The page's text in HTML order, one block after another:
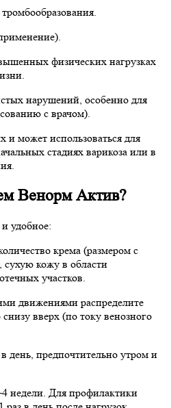
физических нагрузках
нарушений, особенно для
с врачом).
и может использоваться для
стадиях варикоза или в
Венорм Актив?
удобное:
крема (размером с
кожу в области
участков.
движениями распределите
вверх (по току венозного
день, предпочтительно утром и
недели. Для профилактики